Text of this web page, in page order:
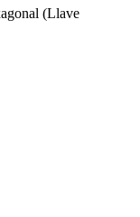
(Llave